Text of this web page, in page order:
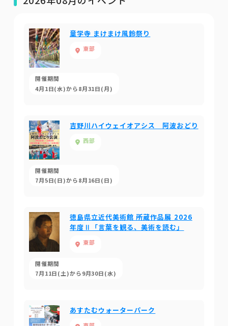
童学寺 まけまけ風鈴祭り
東部
開催期間
4月1日(水)から8月31日(月)
吉野川ハイウェイオアシス 阿波おどり
西部
開催期間
7月5日(日)から8月16日(日)
徳島県立近代美術館 所蔵作品展 2026
年度Ⅱ「言葉を観る、美術を読む」
東部
開催期間
7月11日(土)から9月30日(水)
あすたむウォーターパーク